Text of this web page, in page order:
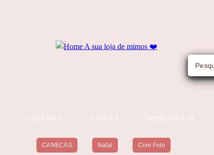
CERÂMICA ESCRITA IMPRESSÃO 3D
CANECAS Natal Com Foto